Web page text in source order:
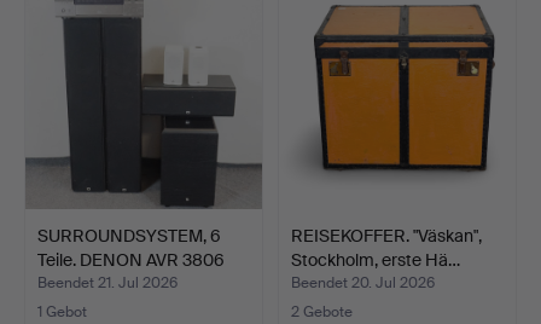
SURROUNDSYSTEM, 6
Teile. DENON AVR 3806
so…
Beendet 21. Jul 2026
1 Gebot
REISEKOFFER. "Väskan",
Stockholm, erste Hä…
Beendet 20. Jul 2026
2 Gebote